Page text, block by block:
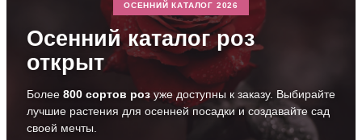
ОСЕННИЙ КАТАЛОГ 2026
Осенний каталог роз
открыт
Более 800 сортов роз уже доступны к заказу. Выбирайте
лучшие растения для осенней посадки и создавайте сад
своей мечты.